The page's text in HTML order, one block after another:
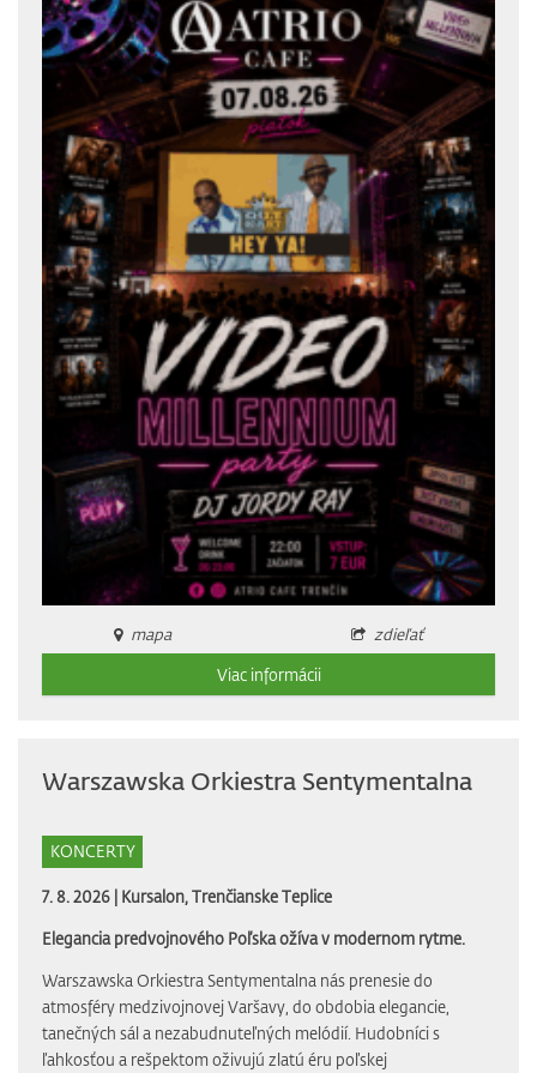
mapa
zdieľať
Viac informácii
Warszawska Orkiestra Sentymentalna
KONCERTY
7. 8. 2026 | Kursalon, Trenčianske Teplice
Elegancia predvojnového Poľska ožíva v modernom rytme.
Warszawska Orkiestra Sentymentalna nás prenesie do
atmosféry medzivojnovej Varšavy, do obdobia elegancie,
tanečných sál a nezabudnuteľných melódií. Hudobníci s
ľahkosťou a rešpektom oživujú zlatú éru poľskej